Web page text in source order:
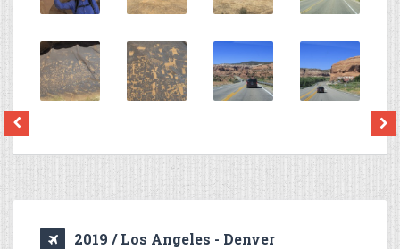
2019 / Los Angeles - Denver